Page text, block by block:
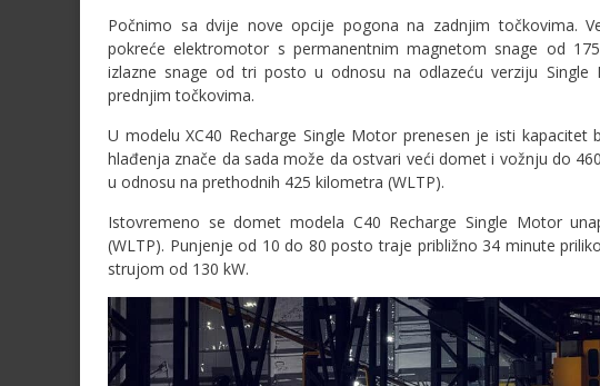
Počnimo sa dvije nove opcije pogona na zadnjim točkovima.
pokreće elektromotor s permanentnim magnetom snage od
izlazne snage od tri posto u odnosu na odlazeću verziju
prednjim točkovima.
U modelu XC40 Recharge Single Motor prenesen je isti
hlađenja znače da sada može da ostvari veći domet i vožnju do
u odnosu na prethodnih 425 kilometra (WLTP).
Istovremeno se domet modela C40 Recharge Single Motor
(WLTP). Punjenje od 10 do 80 posto traje približno 34 minute
strujom od 130 kW.